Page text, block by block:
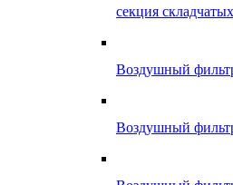
секция
Воздушный
Воздушный